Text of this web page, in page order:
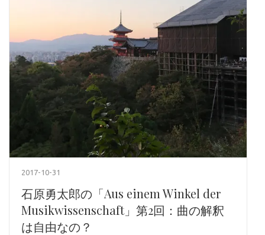
2017-10-31
石原勇太郎の「Aus einem Winkel der
Musikwissenschaft」第2回：曲の解釈
は自由なの？